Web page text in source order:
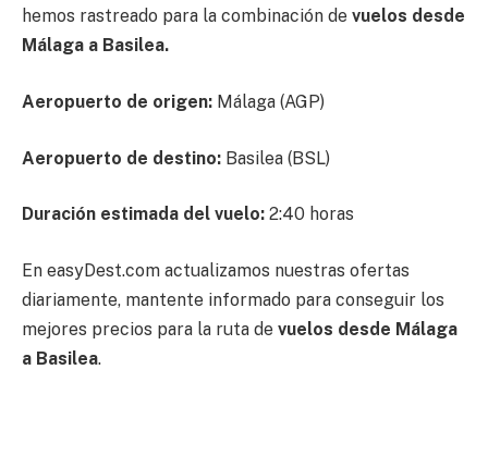
hemos rastreado para la combinación de vuelos desde
Málaga a Basilea.
Aeropuerto de origen: Málaga (AGP)
Aeropuerto de destino: Basilea (BSL)
Duración estimada del vuelo: 2:40 horas
En easyDest.com actualizamos nuestras ofertas
diariamente, mantente informado para conseguir los
mejores precios para la ruta de vuelos desde Málaga
a Basilea.